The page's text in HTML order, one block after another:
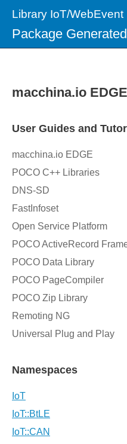
Library IoT/WebEvent
Package Generated